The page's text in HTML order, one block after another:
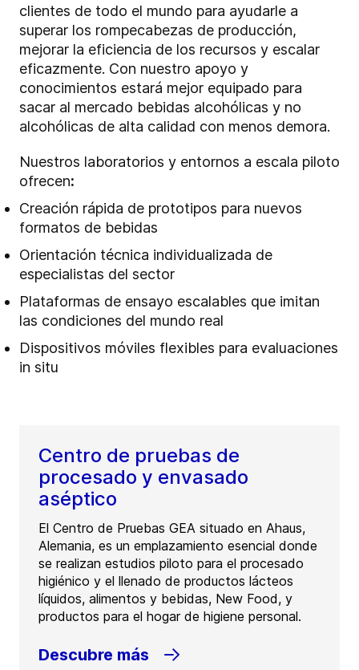
clientes de todo el mundo para ayudarle a
superar los rompecabezas de producción,
mejorar la eficiencia de los recursos y escalar
eficazmente. Con nuestro apoyo y
conocimientos estará mejor equipado para
sacar al mercado bebidas alcohólicas y no
alcohólicas de alta calidad con menos demora.
Nuestros laboratorios y entornos a escala piloto
ofrecen:
Creación rápida de prototipos para nuevos
formatos de bebidas
Orientación técnica individualizada de
especialistas del sector
Plataformas de ensayo escalables que imitan
las condiciones del mundo real
Dispositivos móviles flexibles para evaluaciones
in situ
Centro de pruebas de
procesado y envasado
aséptico
El Centro de Pruebas GEA situado en Ahaus,
Alemania, es un emplazamiento esencial donde
se realizan estudios piloto para el procesado
higiénico y el llenado de productos lácteos
líquidos, alimentos y bebidas, New Food, y
productos para el hogar de higiene personal.
Descubre más